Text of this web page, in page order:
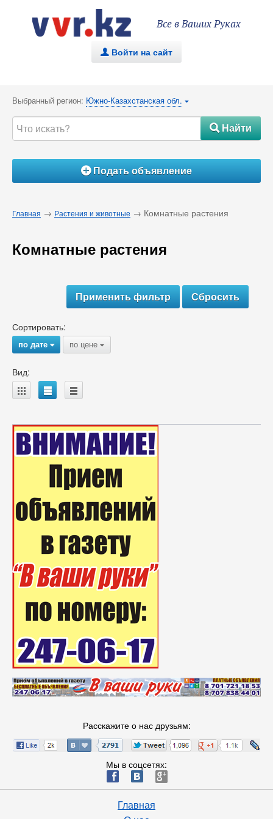
Все в Ваших Руках
. Войти на сайт
Выбранный регион: Южно-Казахстанская обл. {
#Найти
ÁПодать объявление
Главная → Растения и животные → Комнатные растения
Комнатные растения
Сортировать:
по дате{ по цене {
Вид:
A B C
Расскажите о нас друзьям:
Мы в соцсетях:
ä æ è
Главная